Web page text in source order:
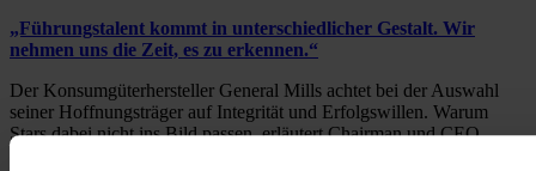
„Führungstalent kommt in unterschiedlicher Gestalt. Wir
nehmen uns die Zeit, es zu erkennen.“
Der Konsumgüterhersteller General Mills achtet bei der Auswahl
seiner Hoffnungsträger auf Integrität und Erfolgswillen. Warum
Stars dabei nicht ins Bild passen, erläutert Chairman und CEO